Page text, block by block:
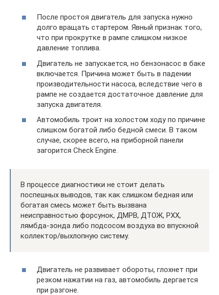
После простоя двигатель для запуска нужно
долго вращать стартером. Явный признак того,
что при прокрутке в рампе слишком низкое
давление топлива.
Двигатель не запускается, но бензонасос в баке
включается. Причина может быть в падении
производительности насоса, вследствие чего в
рампе не создается достаточное давление для
запуска двигателя.
Автомобиль троит на холостом ходу по причине
слишком богатой либо бедной смеси. В таком
случае, скорее всего, на приборной панели
загорится Check Engine.
В процессе диагностики не стоит делать
поспешных выводов, так как слишком бедная или
богатая смесь может быть вызвана
неисправностью форсунок, ДМРВ, ДТОЖ, РХХ,
лямбда-зонда либо подсосом воздуха во впускной
коллектор/выхлопную систему.
Двигатель не развивает обороты, глохнет при
резком нажатии на газ, автомобиль дергается
при разгоне.